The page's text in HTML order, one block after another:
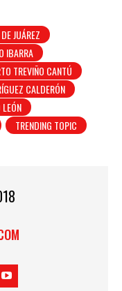
JUÁREZ
IBARRA
TREVIÑO CANTÚ
CALDERÓN
LEÓN
TRENDING TOPIC